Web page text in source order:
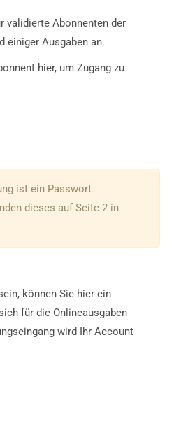
validierte Abonnenten der
einiger Ausgaben an.
hier, um Zugang zu
ist ein Passwort
dieses auf Seite 2 in
können Sie hier ein
für die Onlineausgaben
wird Ihr Account